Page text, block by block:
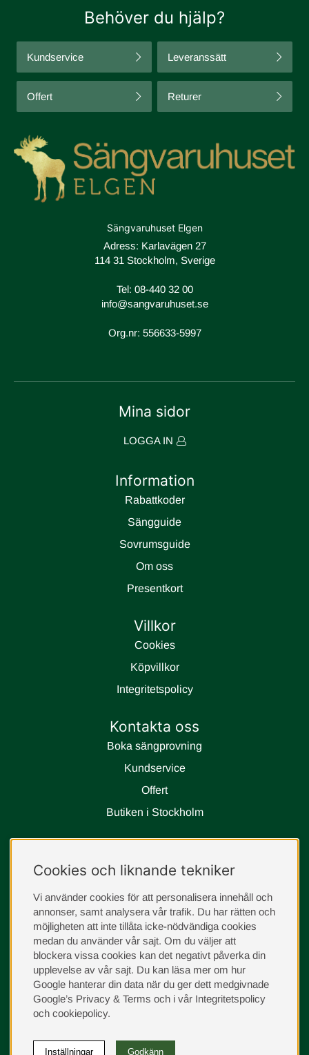
TEKNISKA SPECIFIKATIONER
1. Jensen SoftLine I
Zonsystem
3. Cellex XS 3 cm
mjukare och den jämna sidan känns fastare. Cellex XS har goda
Lyocell med Sensity™ som håller sängen ”friskare”, torrare och
JENSEN SENSE FJÄDERSYSTEM
Ett följsamt fjädersystem där varje fjäder är inkapslad i en
tygpåse (pocket). Resultatet är att varje fjäder fungerar individuellt
och därmed blir tryckavlastningen bättre och jämnare. En stålkant
delat zonsystem med mjuk skulderzon och inbyggt stöd för
korsryggen ger en jämnare och tryckavlastande liggkomfort,
Behöver du hjälp?
Kundservice Leveranssätt
Offert Returer
Sängvaruhuset Elgen
Adress: Karlavägen 27
114 31 Stockholm, Sverige
Tel: 08-440 32 00
info@sangvaruhuset.se
Org.nr: 556633-5997
Mina sidor
LOGGA IN
Information
Rabattkoder
Sängguide
Sovrumsguide
Om oss
Presentkort
Villkor
Cookies
Köpvillkor
Integritetspolicy
Kontakta oss
Boka sängprovning
Kundservice
Offert
Butiken i Stockholm
instagram
Cookies och liknande tekniker
Vi använder cookies för att personalisera innehåll och
annonser, samt analysera vår trafik. Du har rätten och
möjligheten att inte tillåta icke-nödvändiga cookies
medan du använder vår sajt. Om du väljer att
blockera vissa cookies kan det negativt påverka din
upplevelse av vår sajt. Du kan läsa mer om hur
Google hanterar din data när du ger dett medgivnade
Google’s Privacy & Terms och i vår Integritetspolicy
och cookiepolicy.
Inställningar Godkänn